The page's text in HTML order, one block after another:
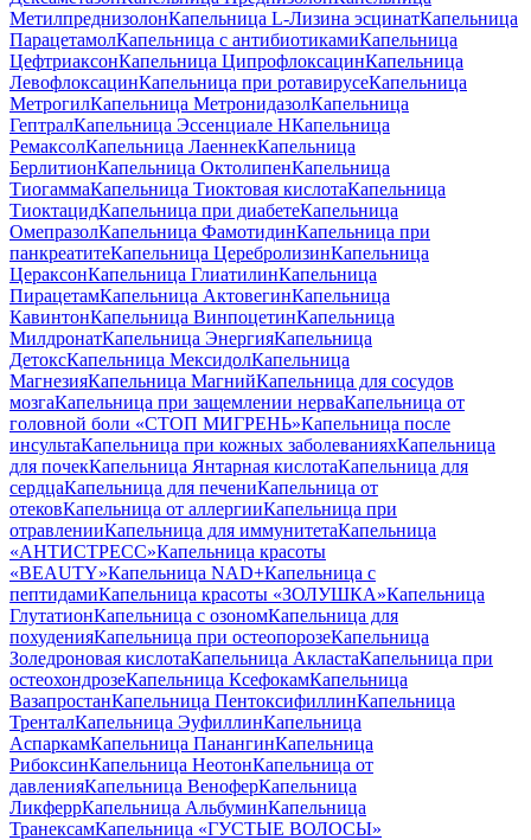
МетилпреднизолонКапельница L-Лизина эсцинатКапельница
ПарацетамолКапельница с антибиотикамиКапельница
ЦефтриаксонКапельница ЦипрофлоксацинКапельница
ЛевофлоксацинКапельница при ротавирусеКапельница
МетрогилКапельница МетронидазолКапельница
ГептралКапельница Эссенциале НКапельница
РемаксолКапельница ЛаеннекКапельница
БерлитионКапельница ОктолипенКапельница
ТиогаммаКапельница Тиоктовая кислотаКапельница
ТиоктацидКапельница при диабетеКапельница
ОмепразолКапельница ФамотидинКапельница при
панкреатитеКапельница ЦеребролизинКапельница
ЦераксонКапельница ГлиатилинКапельница
ПирацетамКапельница АктовегинКапельница
КавинтонКапельница ВинпоцетинКапельница
МилдронатКапельница ЭнергияКапельница
ДетоксКапельница МексидолКапельница
МагнезияКапельница МагнийКапельница для сосудов
мозгаКапельница при защемлении нерваКапельница от
головной боли «СТОП МИГРЕНЬ»Капельница после
инсультаКапельница при кожных заболеванияхКапельница
для почекКапельница Янтарная кислотаКапельница для
сердцаКапельница для печениКапельница от
отековКапельница от аллергииКапельница при
отравленииКапельница для иммунитетаКапельница
«АНТИСТРЕСС»Капельница красоты
«BEAUTY»Капельница NAD+Капельница с
пептидамиКапельница красоты «ЗОЛУШКА»Капельница
ГлутатионКапельница с озономКапельница для
похуденияКапельница при остеопорозеКапельница
Золедроновая кислотаКапельница АкластаКапельница при
остеохондрозеКапельница КсефокамКапельница
ВазапростанКапельница ПентоксифиллинКапельница
ТренталКапельница ЭуфиллинКапельница
АспаркамКапельница ПанангинКапельница
РибоксинКапельница НеотонКапельница от
давленияКапельница ВеноферКапельница
ЛикферрКапельница АльбуминКапельница
ТранексамКапельница «ГУСТЫЕ ВОЛОСЫ»